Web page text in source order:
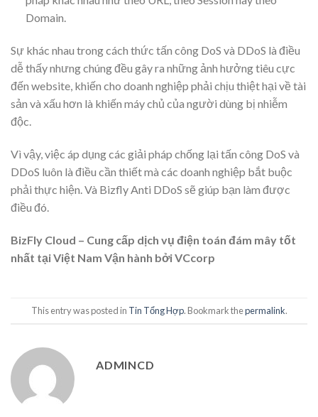
Domain.
Sự khác nhau trong cách thức tấn công DoS và DDoS là điều
dễ thấy nhưng chúng đều gây ra những ảnh hưởng tiêu cực
đến website, khiến cho doanh nghiệp phải chịu thiệt hại về tài
sản và xấu hơn là khiến máy chủ của người dùng bị nhiễm
độc.
Vì vậy, việc áp dụng các giải pháp chống lại tấn công DoS và
DDoS luôn là điều cần thiết mà các doanh nghiệp bắt buộc
phải thực hiện. Và Bizfly Anti DDoS sẽ giúp bạn làm được
điều đó.
BizFly Cloud – Cung cấp dịch vụ điện toán đám mây tốt
nhất tại Việt Nam Vận hành bởi VCcorp
This entry was posted in Tin Tổng Hợp. Bookmark thepermalink.
ADMINCD